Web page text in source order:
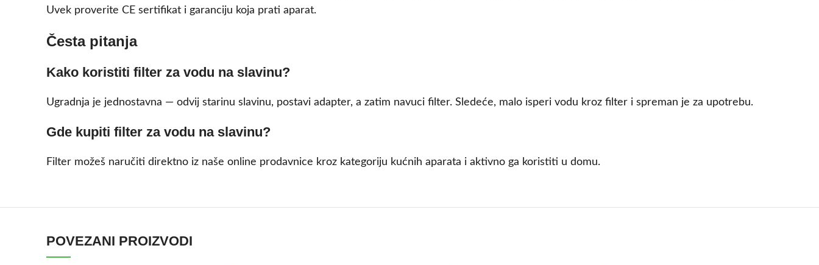
Uvek proverite CE sertifikat i garanciju koja prati aparat.
Česta pitanja
Kako koristiti filter za vodu na slavinu?
Ugradnja je jednostavna — odvij starinu slavinu, postavi adapter, a zatim navuci filter. Sledeće, malo isperi vodu kroz filter i spreman je za upotrebu.
Gde kupiti filter za vodu na slavinu?
Filter možeš naručiti direktno iz naše online prodavnice kroz kategoriju kućnih aparata i aktivno ga koristiti u domu.
POVEZANI PROIZVODI